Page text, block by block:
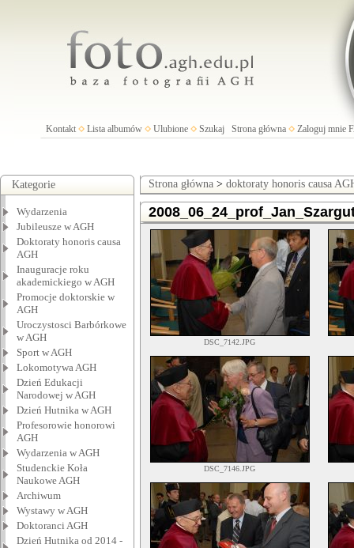
Kontakt Lista albumów Ulubione Szukaj Strona główna Zaloguj mnie
Kategorie
Wydarzenia
Jubileusze w AGH
Doktoraty honoris causa
AGH
Inauguracje roku
akademickiego w AGH
Promocje doktorskie w
AGH
Uroczystosci Barbórkowe
w AGH
Sport w AGH
Lokomotywa AGH
Dzień Edukacji
Narodowej w AGH
Dzień Hutnika w AGH
Profesorowie honorowi
AGH
Wydarzenia w AGH
Studenckie Koła
Naukowe AGH
Archiwum
Wystawy w AGH
Doktoranci AGH
Dzień Hutnika od 2014 -
Strona główna > doktoraty honoris causa
DSC_7142.JPG
DSC_7146.JPG